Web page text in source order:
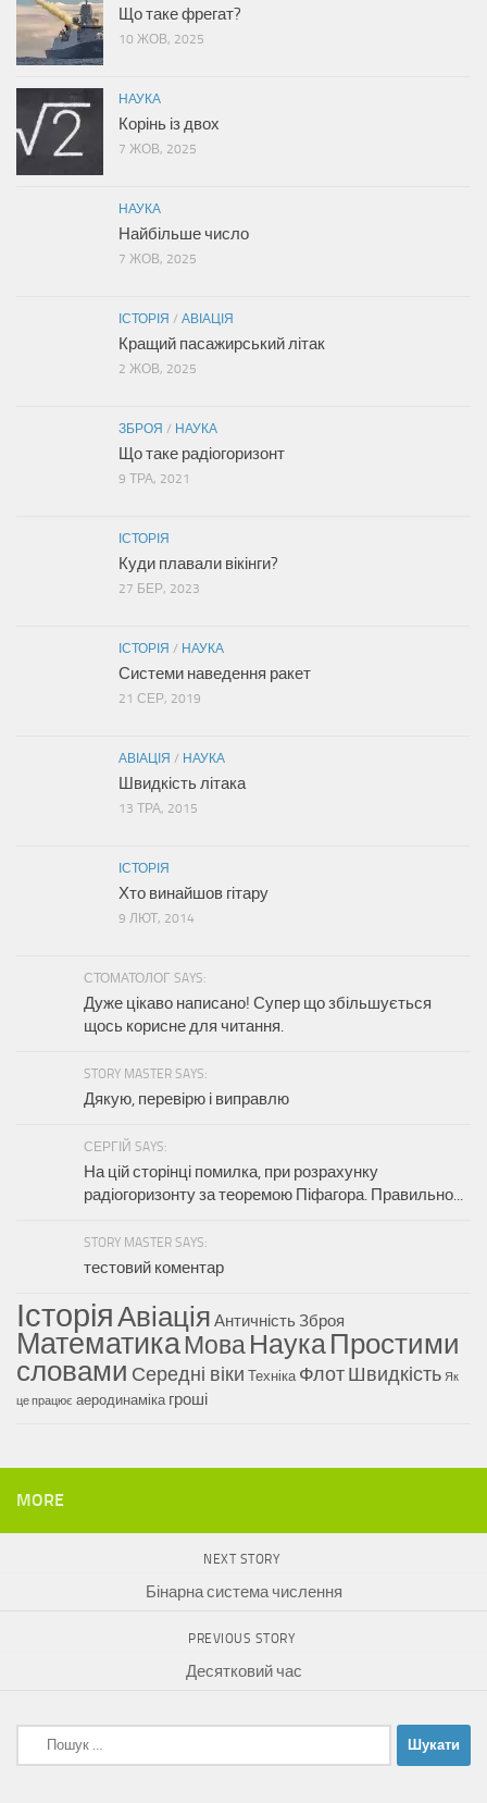
Що таке фрегат?
10 ЖОВ, 2025
НАУКА
Корінь із двох
7 ЖОВ, 2025
НАУКА
Найбільше число
7 ЖОВ, 2025
ІСТОРІЯ / АВІАЦІЯ
Кращий пасажирський літак
2 ЖОВ, 2025
ЗБРОЯ / НАУКА
Що таке радіогоризонт
9 ТРА, 2021
ІСТОРІЯ
Куди плавали вікінги?
27 БЕР, 2023
ІСТОРІЯ / НАУКА
Системи наведення ракет
21 СЕР, 2019
АВІАЦІЯ / НАУКА
Швидкість літака
13 ТРА, 2015
ІСТОРІЯ
Хто винайшов гітару
9 ЛЮТ, 2014
СТОМАТОЛОГ SAYS:
Дуже цікаво написано! Супер що збільшується
щось корисне для читання.
STORY MASTER SAYS:
Дякую, перевірю і виправлю
СЕРГІЙ SAYS:
На цій сторінці помилка, при розрахунку
радіогоризонту за теоремою Піфагора. Правильно...
STORY MASTER SAYS:
тестовий коментар
ІсторіяАвіація АнтичністьЗброя
МатематикаМоваНаукаПростими
словами Середні віки Техніка Флот Швидкість Як
це працює аеродинаміка гроші
MORE
NEXT STORY
Бінарна система числення
PREVIOUS STORY
Десятковий час
Пошук: